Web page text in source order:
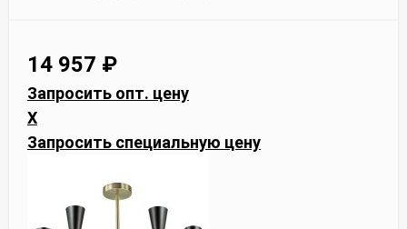
14 957 ₽
Запросить опт. цену
X
Запросить специальную цену